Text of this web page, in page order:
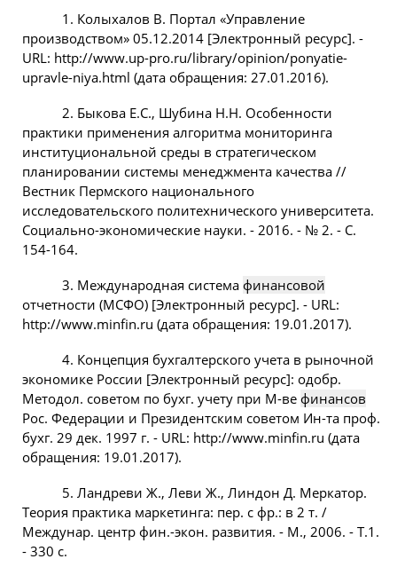
1. Колыхалов В. Портал «Управление
производством» 05.12.2014 [Электронный ресурс]. -
URL: http://www.up-pro.ru/library/opinion/ponyatie-
upravle-niya.html (дата обращения: 27.01.2016).
2. Быкова Е.С., Шубина Н.Н. Особенности
практики применения алгоритма мониторинга
институциональной среды в стратегическом
планировании системы менеджмента качества //
Вестник Пермского национального
исследовательского политехнического университета.
Социально-экономические науки. - 2016. - № 2. - С.
154-164.
3. Международная система финансовой
отчетности (МСФО) [Электронный ресурс]. - URL:
http://www.minfin.ru (дата обращения: 19.01.2017).
4. Концепция бухгалтерского учета в рыночной
экономике России [Электронный ресурс]: одобр.
Методол. советом по бухг. учету при М-ве финансов
Рос. Федерации и Президентским советом Ин-та проф.
бухг. 29 дек. 1997 г. - URL: http://www.minfin.ru (дата
обращения: 19.01.2017).
5. Ландреви Ж., Леви Ж., Линдон Д. Меркатор.
Теория практика маркетинга: пер. с фр.: в 2 т. /
Междунар. центр фин.-экон. развития. - М., 2006. - Т.1.
- 330 с.